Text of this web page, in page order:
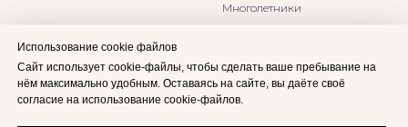
Многолетники
Использование cookie файлов
Сайт использует cookie-файлы, чтобы сделать ваше пребывание на
нём максимально удобным. Оставаясь на сайте, вы даёте своё
согласие на использование cookie-файлов.